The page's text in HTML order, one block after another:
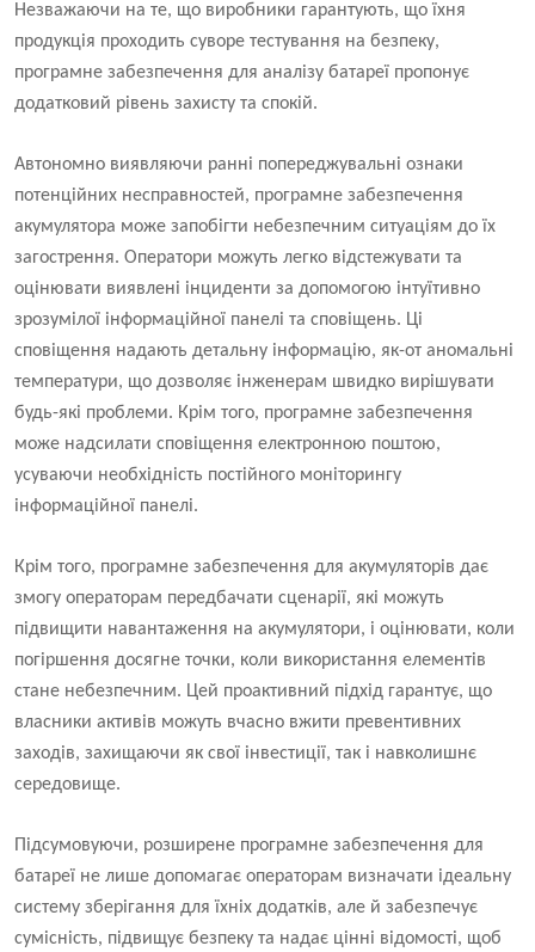
Незважаючи на те, що виробники гарантують, що їхня
продукція проходить суворе тестування на безпеку,
програмне забезпечення для аналізу батареї пропонує
додатковий рівень захисту та спокій.
Автономно виявляючи ранні попереджувальні ознаки
потенційних несправностей, програмне забезпечення
акумулятора може запобігти небезпечним ситуаціям до їх
загострення. Оператори можуть легко відстежувати та
оцінювати виявлені інциденти за допомогою інтуїтивно
зрозумілої інформаційної панелі та сповіщень. Ці
сповіщення надають детальну інформацію, як-от аномальні
температури, що дозволяє інженерам швидко вирішувати
будь-які проблеми. Крім того, програмне забезпечення
може надсилати сповіщення електронною поштою,
усуваючи необхідність постійного моніторингу
інформаційної панелі.
Крім того, програмне забезпечення для акумуляторів дає
змогу операторам передбачати сценарії, які можуть
підвищити навантаження на акумулятори, і оцінювати, коли
погіршення досягне точки, коли використання елементів
стане небезпечним. Цей проактивний підхід гарантує, що
власники активів можуть вчасно вжити превентивних
заходів, захищаючи як свої інвестиції, так і навколишнє
середовище.
Підсумовуючи, розширене програмне забезпечення для
батареї не лише допомагає операторам визначати ідеальну
систему зберігання для їхніх додатків, але й забезпечує
сумісність, підвищує безпеку та надає цінні відомості, щоб